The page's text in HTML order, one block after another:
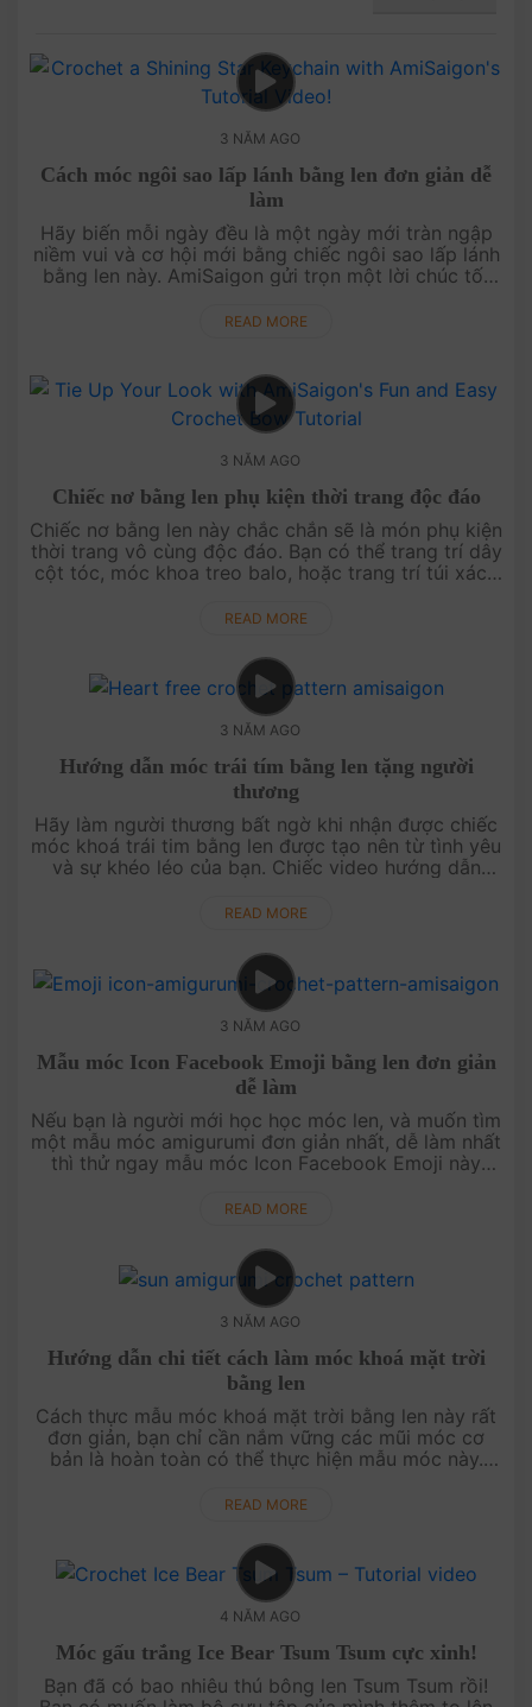
3 NĂM AGO
Cách móc ngôi sao lấp lánh bằng len đơn giản dễ
làm
Hãy biến mỗi ngày đều là một ngày mới tràn ngập
niềm vui và cơ hội mới bằng chiếc ngôi sao lấp lánh
bằng len này. AmiSaigon gửi trọn một lời chúc tốt
READ MORE
3 NĂM AGO
Chiếc nơ bằng len phụ kiện thời trang độc đáo
Chiếc nơ bằng len này chắc chắn sẽ là món phụ kiện
thời trang vô cùng độc đáo. Bạn có thể trang trí dây
cột tóc, móc khoa treo balo, hoặc trang trí túi xách
READ MORE
3 NĂM AGO
Hướng dẫn móc trái tím bằng len tặng người
thương
Hãy làm người thương bất ngờ khi nhận được chiếc
móc khoá trái tim bằng len được tạo nên từ tình yêu
và sự khéo léo của bạn. Chiếc video hướng dẫn
READ MORE
3 NĂM AGO
Mẫu móc Icon Facebook Emoji bằng len đơn giản
dễ làm
Nếu bạn là người mới học học móc len, và muốn tìm
một mẫu móc amigurumi đơn giản nhất, dễ làm nhất
thì thử ngay mẫu móc Icon Facebook Emoji này
READ MORE
3 NĂM AGO
Hướng dẫn chi tiết cách làm móc khoá mặt trời
bằng len
Cách thực mẫu móc khoá mặt trời bằng len này rất
đơn giản, bạn chỉ cần nắm vững các mũi móc cơ
bản là hoàn toàn có thể thực hiện mẫu móc này.
READ MORE
4 NĂM AGO
Móc gấu trắng Ice Bear Tsum Tsum cực xinh!
Bạn đã có bao nhiêu thú bông len Tsum Tsum rồi!